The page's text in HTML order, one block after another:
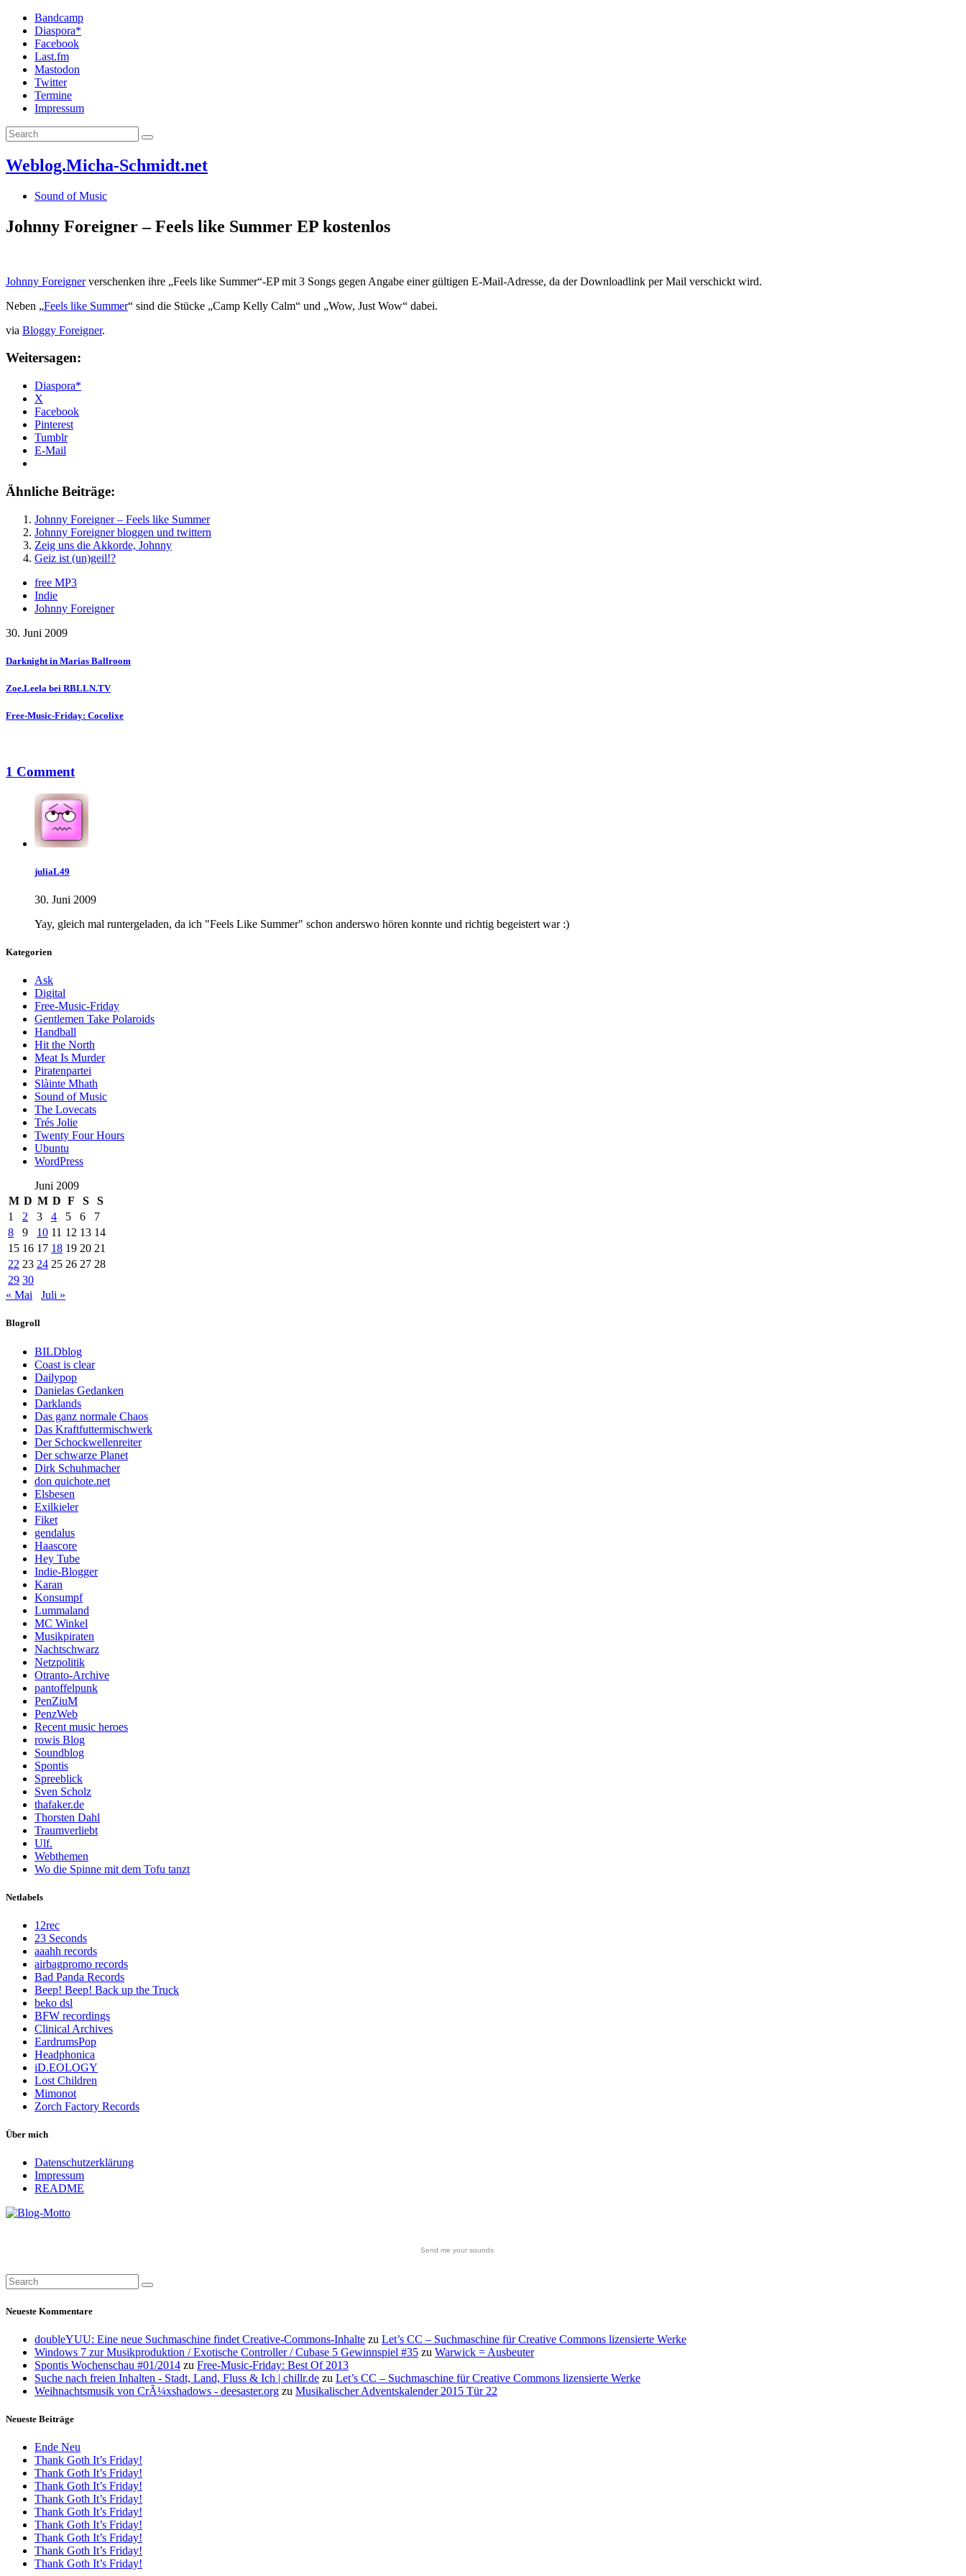
Bandcamp
Diaspora*
Facebook
Last.fm
Mastodon
Twitter
Termine
Impressum
Weblog.Micha-Schmidt.net
Sound of Music
Johnny Foreigner – Feels like Summer EP kostenlos
Johnny Foreignerverschenken ihre „Feels like Summer“-EP mit 3 Songs gegen Angabe einer gültigen E-Mail-Adresse, da der Downloadlink per Mail verschickt wird.
Neben „Feels like Summer“ sind die Stücke „Camp Kelly Calm“ und „Wow, Just Wow“ dabei.
via Bloggy Foreigner.
Weitersagen:
Diaspora*
X
Facebook
Pinterest
Tumblr
E-Mail
Ähnliche Beiträge:
Johnny Foreigner – Feels like Summer
Johnny Foreigner bloggen und twittern
Zeig uns die Akkorde, Johnny
Geiz ist (un)geil!?
free MP3
Indie
Johnny Foreigner
30. Juni 2009
Darknight in Marias Ballroom
Zoe.Leela bei RBLLN.TV
Free-Music-Friday: Cocolixe
1 Comment
juliaL49
30. Juni 2009
Yay, gleich mal runtergeladen, da ich "Feels Like Summer" schon anderswo hören konnte und richtig begeistert war :)
Kategorien
Ask
Digital
Free-Music-Friday
Gentlemen Take Polaroids
Handball
Hit the North
Meat Is Murder
Piratenpartei
Slàinte Mhath
Sound of Music
The Lovecats
Trés Jolie
Twenty Four Hours
Ubuntu
WordPress
Juni 2009
M D M D F S
S
1
2 3 4 5 6
7
8
9 10 11 12 13 14
15 16 17 18 19 20 21
22 23 24 25 26 27 28
29 30
« Mai
Juli »
Blogroll
BILDblog
Coast is clear
Dailypop
Danielas Gedanken
Darklands
Das ganz normale Chaos
Das Kraftfuttermischwerk
Der Schockwellenreiter
Der schwarze Planet
Dirk Schuhmacher
don quichote.net
Elsbesen
Exilkieler
Fiket
gendalus
Haascore
Hey Tube
Indie-Blogger
Karan
Konsumpf
Lummaland
MC Winkel
Musikpiraten
Nachtschwarz
Netzpolitik
Otranto-Archive
pantoffelpunk
PenZiuM
PenzWeb
Recent music heroes
rowis Blog
Soundblog
Spontis
Spreeblick
Sven Scholz
thafaker.de
Thorsten Dahl
Traumverliebt
Ulf.
Webthemen
Wo die Spinne mit dem Tofu tanzt
Netlabels
12rec
23 Seconds
aaahh records
airbagpromo records
Bad Panda Records
Beep! Beep! Back up the Truck
beko dsl
BFW recordings
Clinical Archives
EardrumsPop
Headphonica
iD.EOLOGY
Lost Children
Mimonot
Zorch Factory Records
Über mich
Datenschutzerklärung
Impressum
README
Send me your sounds
Neueste Kommentare
doubleYUU: Eine neue Suchmaschine findet Creative-Commons-Inhalte zu Let’s CC – Suchmaschine für Creative Commons lizensierte Werke
Windows 7 zur Musikproduktion / Exotische Controller / Cubase 5 Gewinnspiel #35 zu Warwick = Ausbeuter
Spontis Wochenschau #01/2014 zu Free-Music-Friday: Best Of 2013
Suche nach freien Inhalten - Stadt, Land, Fluss & Ich | chillr.de zu Let’s CC – Suchmaschine für Creative Commons lizensierte Werke
Weihnachtsmusik von CrÃ¼xshadows - deesaster.org zu Musikalischer Adventskalender 2015 Tür 22
Neueste Beiträge
Ende Neu
Thank Goth It’s Friday!
Thank Goth It’s Friday!
Thank Goth It’s Friday!
Thank Goth It’s Friday!
Thank Goth It’s Friday!
Thank Goth It’s Friday!
Thank Goth It’s Friday!
Thank Goth It’s Friday!
Thank Goth It’s Friday!